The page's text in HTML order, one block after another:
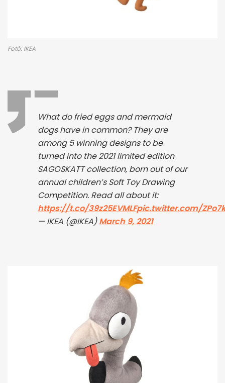
Fotó: IKEA
What do fried eggs and mermaid
dogs have in common? They are
among 5 winning designs to be
turned into the 2021 limited edition
SAGOSKATT collection, born out of our
annual children’s Soft Toy Drawing
Competition. Read all about it:
https://t.co/39z25EVMLFpic.twitter.com/
— IKEA (@IKEA)March 9, 2021